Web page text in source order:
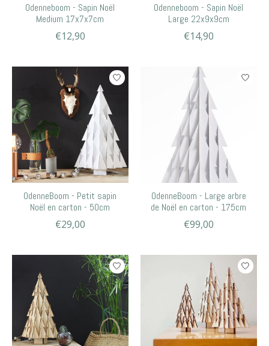
Odenneboom - Sapin Noël
Medium 17x7x7cm
€12,90
Odenneboom - Sapin Noël
Large 22x9x9cm
€14,90
OdenneBoom - Petit sapin
Noël en carton - 50cm
€29,00
OdenneBoom - Large arbre
de Noël en carton - 175cm
€99,00